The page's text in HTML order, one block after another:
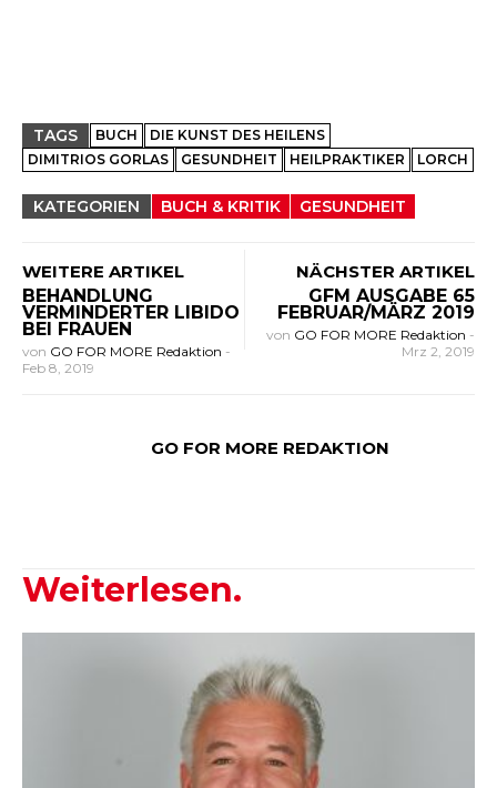
TAGS BUCH
DIE KUNST DES HEILENS
DIMITRIOS GORLAS
GESUNDHEIT HEILPRAKTIKER LORCH
KATEGORIEN BUCH & KRITIK GESUNDHEIT
WEITERE ARTIKEL
BEHANDLUNG
VERMINDERTER LIBIDO
BEI FRAUEN
von GO FOR MORE Redaktion -
Feb 8, 2019
NÄCHSTER ARTIKEL
GFM AUSGABE 65
FEBRUAR/MÄRZ 2019
von GO FOR MORE Redaktion -
Mrz 2, 2019
GO FOR MORE REDAKTION
Weiterlesen.